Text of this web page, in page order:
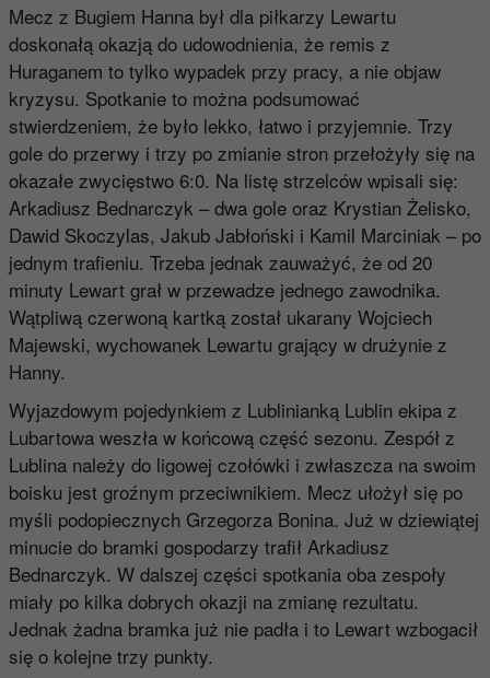
Mecz z Bugiem Hanna był dla piłkarzy Lewartu
doskonałą okazją do udowodnienia, że remis z
Huraganem to tylko wypadek przy pracy, a nie objaw
kryzysu. Spotkanie to można podsumować
stwierdzeniem, że było lekko, łatwo i przyjemnie. Trzy
gole do przerwy i trzy po zmianie stron przełożyły się na
okazałe zwycięstwo 6:0. Na listę strzelców wpisali się:
Arkadiusz Bednarczyk – dwa gole oraz Krystian Żelisko,
Dawid Skoczylas, Jakub Jabłoński i Kamil Marciniak – po
jednym trafieniu. Trzeba jednak zauważyć, że od 20
minuty Lewart grał w przewadze jednego zawodnika.
Wątpliwą czerwoną kartką został ukarany Wojciech
Majewski, wychowanek Lewartu grający w drużynie z
Hanny.
Wyjazdowym pojedynkiem z Lublinianką Lublin ekipa z
Lubartowa weszła w końcową część sezonu. Zespół z
Lublina należy do ligowej czołówki i zwłaszcza na swoim
boisku jest groźnym przeciwnikiem. Mecz ułożył się po
myśli podopiecznych Grzegorza Bonina. Już w dziewiątej
minucie do bramki gospodarzy trafił Arkadiusz
Bednarczyk. W dalszej części spotkania oba zespoły
miały po kilka dobrych okazji na zmianę rezultatu.
Jednak żadna bramka już nie padła i to Lewart wzbogacił
się o kolejne trzy punkty.